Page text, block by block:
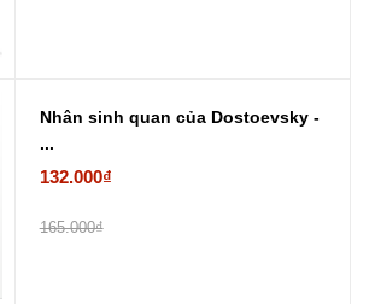
Nhân sinh quan của Dostoevsky -
...
132.000₫
165.000₫